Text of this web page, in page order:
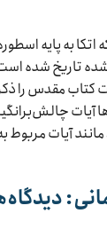
اتکا به پایه
تاریخ شده
کتاب مقدس را
چالش‌برانگیز
آیات مربوط